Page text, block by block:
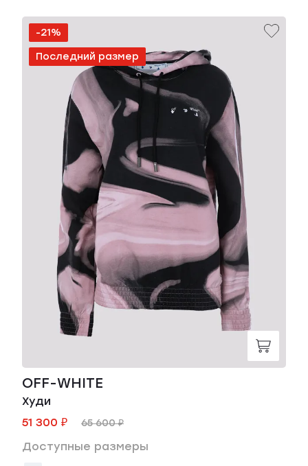
-21%
Последний размер
OFF-WHITE
Худи
51 300 ₽
65 600 ₽
Доступные размеры